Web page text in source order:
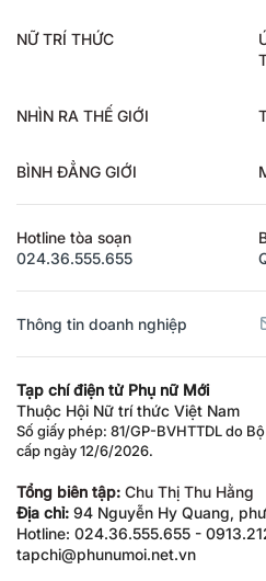
NỮ TRÍ THỨC
NHÌN RA THẾ GIỚI
BÌNH ĐẲNG GIỚI
Hotline tòa soạn
024.36.555.655
Thông tin doanh nghiệp
Tạp chí điện tử Phụ nữ Mới
Thuộc Hội Nữ trí thức Việt Nam
Số giấy phép: 81/GP-BVHTTDL do
cấp ngày 12/6/2026.
Tổng biên tập: Chu Thị Thu Hằng
Địa chỉ: 94 Nguyễn Hy Quang,
Hotline: 024.36.555.655 -
tapchi@phunumoi.net.vn